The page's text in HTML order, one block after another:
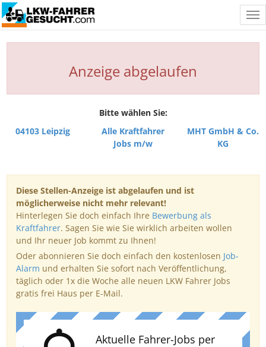
Anzeige abgelaufen
Bitte wählen Sie:
04103 Leipzig
Alle Kraftfahrer
Jobs m/w
MHT GmbH & Co.
KG
Diese Stellen-Anzeige ist abgelaufen und ist
möglicherweise nicht mehr relevant!
Hinterlegen Sie doch einfach Ihre Bewerbung als
Kraftfahrer. Sagen Sie wie Sie wirklich arbeiten wollen
und Ihr neuer Job kommt zu Ihnen!
Oder abonnieren Sie doch einfach den kostenlosen Job-
Alarm und erhalten Sie sofort nach Veröffentlichung,
täglich oder 1x die Woche alle neuen LKW Fahrer Jobs
gratis frei Haus per E-Mail.
Aktuelle Fahrer-Jobs per